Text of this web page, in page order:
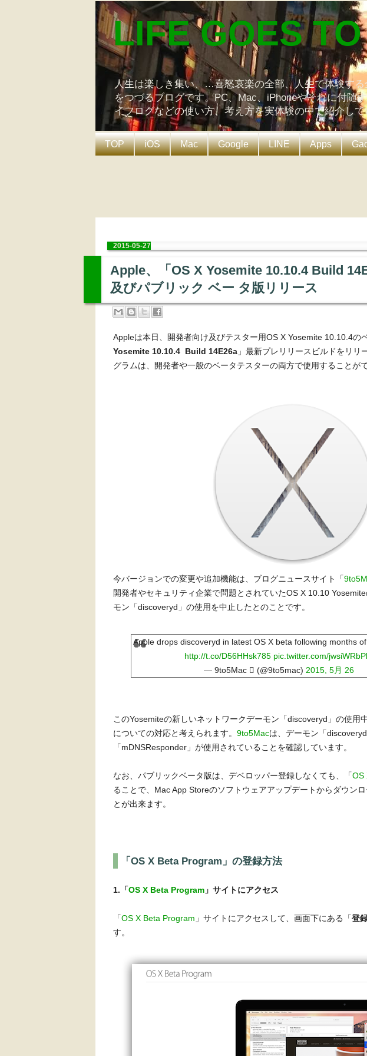
LIFE GOES
人生は楽しき集い、…喜怒哀楽の全部、人生で体験す
をつづるブログです。PC、Mac、iPhoneやそれに付随
イフログなどの使い方、考え方を実体験の中で紹介し
TOP iOS Mac Google LINE Apps
2015-05-27
Apple、「OS X Yosemite 10.10.4 Build
及びパブリック ベー タ版リリース
Appleは本日、開発者向け及びテスター用OS X Yosemite 10.10.4の
Yosemite 10.10.4 Build 14E26a 」最新プレリリースビルドをリリ
グラムは、開発者や一般のベータテスターの両方で使用することがで
今バージョンでの変更や追加機能は、ブログニュースサイト「
開発者やセキュリティ企業で問題とされていたOS X 10.10
モン「discoveryd」の使用を中止したとのことです。
Apple drops discoveryd in latest OS X beta following months
http://t.co/D56HHsk785 pic.twitter.com/
— 9to5Mac  (@9to5mac) 2015, 5月 26
このYosemiteの新しいネットワークデーモン「discoveryd」の使用
についての対応と考えられます。 9to5Macは、デーモン「
「mDNSResponder」が使用されていることを確認しています。
なお、パブリックベータ版は、デベロッパー登録しなくても、「OS
ることで、Mac App Storeのソフトウェアアップデートからダウン
とが出来ます。
「OS X Beta Program」の登録方法
1.「OS X Beta Program 」サイトにアクセス
「OS X Beta Program 」サイトにアクセスして、画面下にある「登
す。